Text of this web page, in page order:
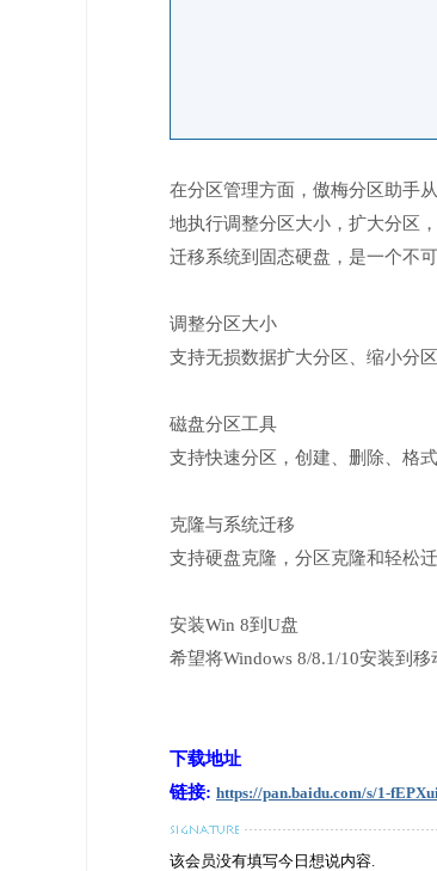
在分区管理方面，傲梅分区助手
地执行调整分区大小，扩大分区
迁移系统到固态硬盘，是一个不
调整分区大小
支持无损数据扩大分区、缩小分
磁盘分区工具
支持快速分区，创建、删除、格
克隆与系统迁移
支持硬盘克隆，分区克隆和轻松
安装Win 8到U盘
希望将Windows 8/8.1/10安装到
下载地址
链接: https://pan.baidu.com/s/1-
该会员没有填写今日想说内容.